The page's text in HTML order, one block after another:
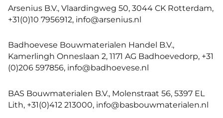
Arsenius B.V., Vlaardingweg 50, 3044 CK Rotterdam,
+31(0)10 7956912, info@arsenius.nl
Badhoevese Bouwmaterialen Handel B.V.,
Kamerlingh Onneslaan 2, 1171 AG Badhoevedorp, +31
(0)206 597856, info@badhoevese.nl
BAS Bouwmaterialen B.V., Molenstraat 56, 5397 EL
Lith, +31(0)412 213000, info@basbouwmaterialen.nl